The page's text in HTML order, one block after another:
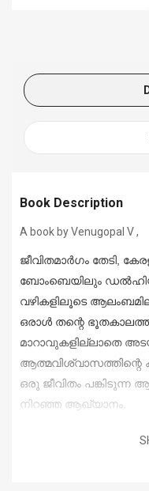
Book Description
A book by Venugopal V ,
ജീവിതമാർഗം തേടി,
ബോംബെയിലും
വഴികളിലൂടെ
ഒരാൾ തന്റെ
മാറാവുകളില്ലാതെ
ആത്മവിശ്വാസത്തിന്റെ
ഒരു ജീവിതം
നിറഞ്ഞ ആഖ്യാനം.